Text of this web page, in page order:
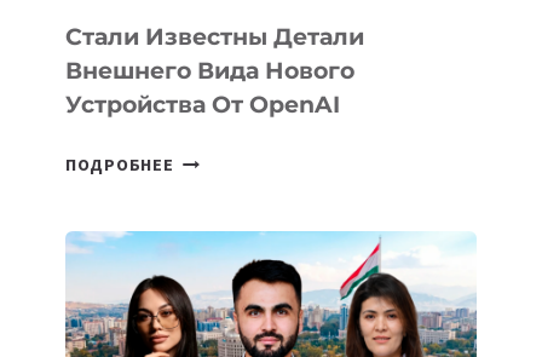
Стали Известны Детали
Внешнего Вида Нового
Устройства От OpenAI
ПОДРОБНЕЕ СТАЛИ
ВНЕШНЕГО
ВИДА
НОВОГО
УСТРОЙСТВА